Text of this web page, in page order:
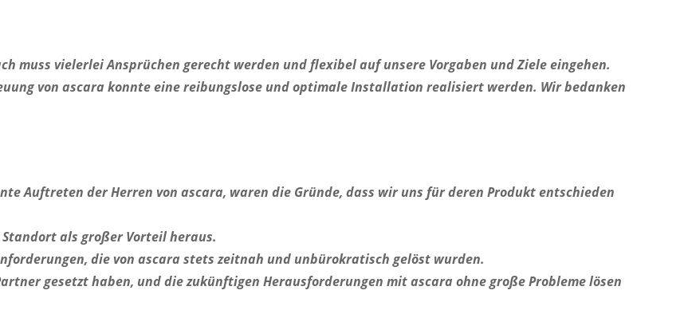
muss vielerlei Ansprüchen gerecht werden und flexibel auf unsere Vorgaben und Ziele eingehen.
von ascara konnte eine reibungslose und optimale Installation realisiert werden. Wir bedanken
Auftreten der Herren von ascara, waren die Gründe, dass wir uns für deren Produkt entschieden
als großer Vorteil heraus.
die von ascara stets zeitnah und unbürokratisch gelöst wurden.
gesetzt haben, und die zukünftigen Herausforderungen mit ascara ohne große Probleme lösen